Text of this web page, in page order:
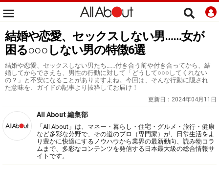
結婚や恋愛、セックスしない男……女が
困る○○○しない男の特徴6選
結婚や恋愛、セックスしない男たち……付き合う前や付き合ってから、結
婚してからでさえも、男性の行動に対して「どうして○○○してくれない
の？」と不安になることがありますよね。今回は、そんな行動に隠され
た意味を、ガイドの記事より抜粋してお届け！
更新日： 2024年04月11日
All About 編集部
「All About」は、マネー・暮らし・住宅・グルメ・旅行・健康
など多彩な分野で、その道のプロ（専門家）が、日常生活をよ
り豊かに快適にするノウハウから業界の最新動向、読み物コラ
ムまで、多彩なコンテンツを発信する日本最大級の総合情報サ
イトです。